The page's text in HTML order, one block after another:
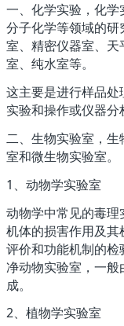
一、化学实验，化
分子化学等领域的
室、精密仪器室、
室、纯水室等。
这主要是进行样品
实验和操作或仪器分
二、生物实验室，
室和微生物实验室。
1、动物学实验室
动物学中常见的毒
机体的损害作用及
评价和功能机制的
净动物实验室，一
成。
2、植物学实验室